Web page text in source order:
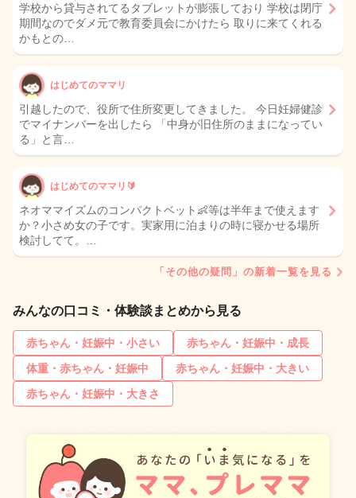
学校から貸与されてるタブレットが膨張しており 学校は閉庁
期間なのでダメ元で教育委員会にかけたら 取りに来てくれる
かもとの…
はじめてのママリ
引越したので、役所で住所変更してきました。 今日妊婦健診
でマイナンバーを出したら 「中身が旧住所のままになってい
る」と言…
はじめてのママリ🔰
ネオママイズムのコンパクトベット👶等は半年まで使えます
か？小さめ女の子です。実家用に泊まりの時に寝かせる場所
検討してて。…
「その他の疑問」の新着一覧を見る
みんなの口コミ・体験談まとめから見る
赤ちゃん・妊娠中・小さい
赤ちゃん・妊娠中・成長
体重・赤ちゃん・妊娠中
赤ちゃん・妊娠中・大きい
赤ちゃん・妊娠中・大きさ